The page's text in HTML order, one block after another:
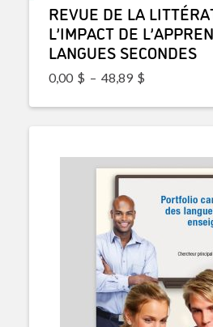
REVUE DE LA
L’IMPACT DE
LANGUES SECONDES
0,00 $ – 48,89 $